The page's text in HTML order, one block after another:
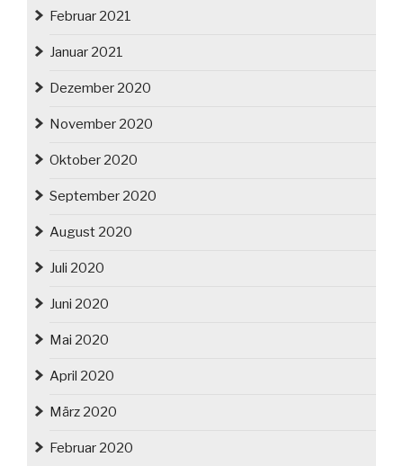
Februar 2021
Januar 2021
Dezember 2020
November 2020
Oktober 2020
September 2020
August 2020
Juli 2020
Juni 2020
Mai 2020
April 2020
März 2020
Februar 2020